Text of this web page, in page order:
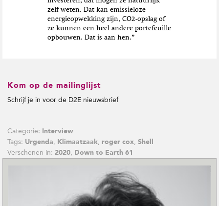
zelf weten. Dat kan emissieloze
energieopwekking zijn, CO2-opslag of
ze kunnen een heel andere portefeuille
opbouwen. Dat is aan hen.”
Kom op de mailinglijst
Schrijf je in voor de D2E nieuwsbrief
Categorie: Interview
Tags: Urgenda, Klimaatzaak, roger cox, Shell
Verschenen in: 2020, Down to Earth 61